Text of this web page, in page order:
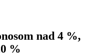
nad 4 %,
%